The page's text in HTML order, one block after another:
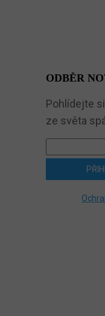
ODBĚR
Pohlídejte
ze světa